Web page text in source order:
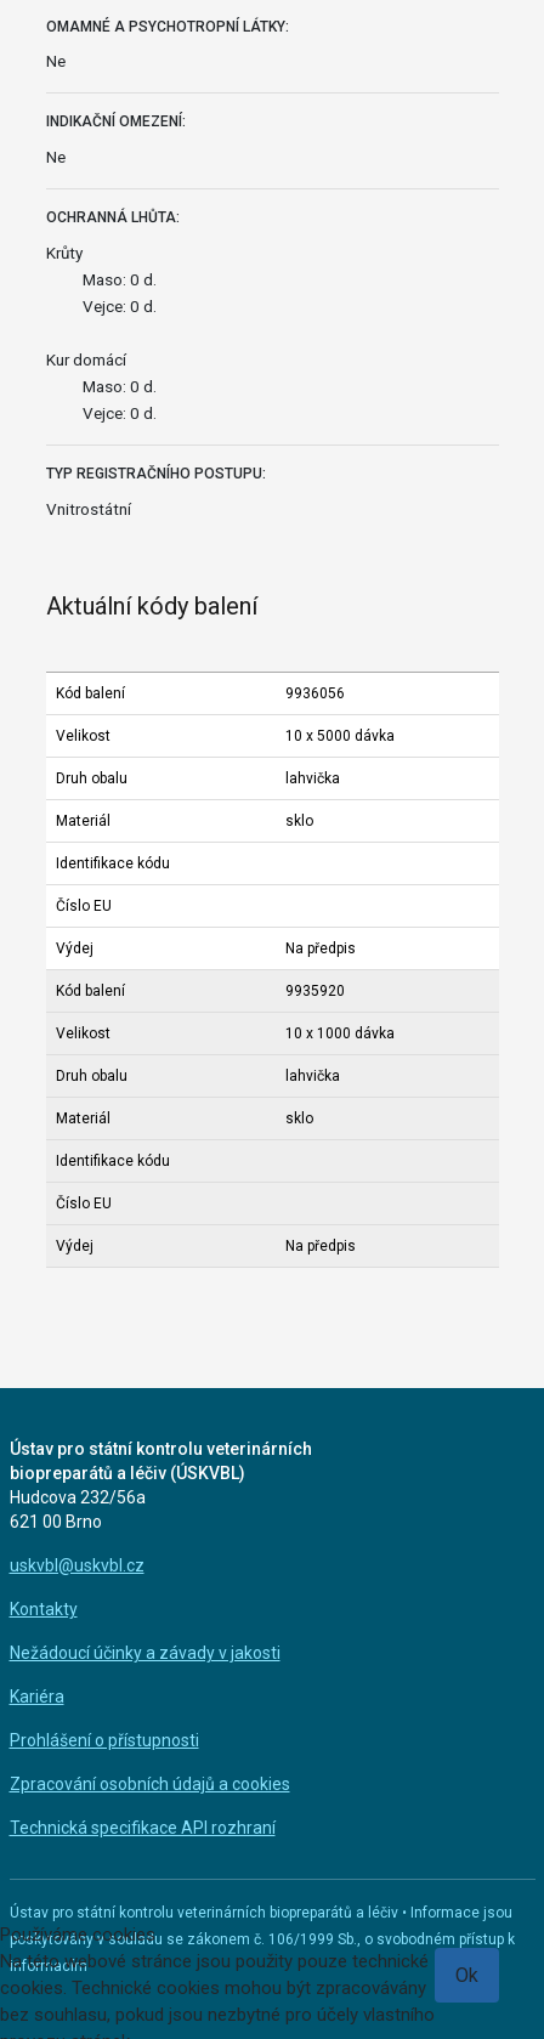
OMAMNÉ A PSYCHOTROPNÍ LÁTKY:
Ne
INDIKAČNÍ OMEZENÍ:
Ne
OCHRANNÁ LHŮTA:
Krůty
Maso: 0 d.
Vejce: 0 d.
Kur domácí
Maso: 0 d.
Vejce: 0 d.
TYP REGISTRAČNÍHO POSTUPU:
Vnitrostátní
Aktuální kódy balení
Kód balení 9936056
Velikost 10 x 5000 dávka
Druh obalu lahvička
Materiál sklo
Identifikace kódu
Číslo EU
Výdej Na předpis
Kód balení 9935920
Velikost 10 x 1000 dávka
Druh obalu lahvička
Materiál sklo
Identifikace kódu
Číslo EU
Výdej Na předpis
Ústav pro státní kontrolu veterinárních
biopreparátů a léčiv (ÚSKVBL)
Hudcova 232/56a
621 00 Brno
uskvbl@uskvbl.cz
Kontakty
Nežádoucí účinky a závady v jakosti
Kariéra
Prohlášení o přístupnosti
Zpracování osobních údajů a cookies
Technická specifikace API rozhraní
Ústav pro státní kontrolu veterinárních biopreparátů a léčiv • Informace jsou
poskytovány v souladu se zákonem č. 106/1999 Sb., o svobodném přístup k
informacím
Používáme cookies
Na této webové stránce jsou použity pouze technické
cookies. Technické cookies mohou být zpracovávány
bez souhlasu, pokud jsou nezbytné pro účely vlastního
Ok